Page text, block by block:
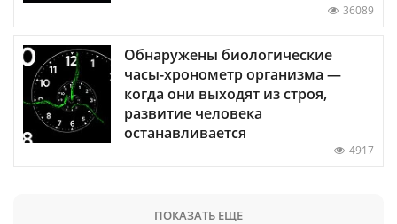
36089
Обнаружены биологические
часы-хронометр организма —
когда они выходят из строя,
развитие человека
останавливается
4917
ПОКАЗАТЬ ЕЩЕ